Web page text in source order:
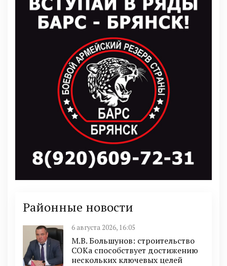
Районные новости
6 августа 2026, 16:05
М.В. Большунов: строительство
СОКа способствует достижению
нескольких ключевых целей